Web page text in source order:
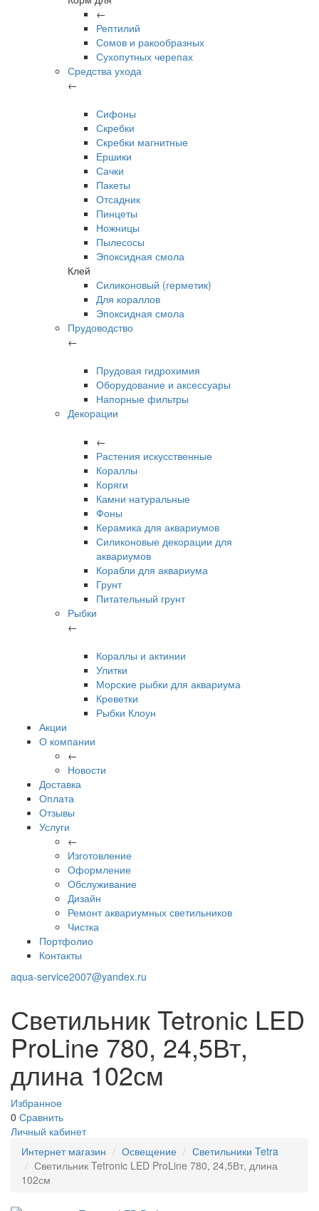
←
Рептилий
Сомов и ракообразных
Сухопутных черепах
Средства ухода
←
Сифоны
Скребки
Скребки магнитные
Ершики
Сачки
Пакеты
Отсадник
Пинцеты
Ножницы
Пылесосы
Эпоксидная смола
Клей
Силиконовый (герметик)
Для кораллов
Эпоксидная смола
Прудоводство
←
Прудовая гидрохимия
Оборудование и аксессуары
Напорные фильтры
Декорации
←
Растения искусственные
Кораллы
Коряги
Камни натуральные
Фоны
Керамика для аквариумов
Силиконовые декорации для
аквариумов
Корабли для аквариума
Грунт
Питательный грунт
Рыбки
←
Кораллы и актинии
Улитки
Морские рыбки для аквариума
Креветки
Рыбки Клоун
Акции
О компании
←
Новости
Доставка
Оплата
Отзывы
Услуги
←
Изготовление
Оформление
Обслуживание
Дизайн
Ремонт аквариумных светильников
Чистка
Портфолио
Контакты
aqua-service2007@yandex.ru
Светильник Tetronic LED
ProLine 780, 24,5Вт,
длина 102см
Избранное
0 Сравнить
Личный кабинет
Интернет магазин
Освещение
Светильники Tetra
Светильник Tetronic LED ProLine 780, 24,5Вт, длина
102см